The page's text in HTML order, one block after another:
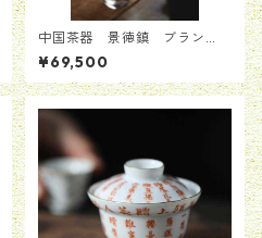
中国茶器 景徳鎮 ブラン
ド 数量限定版 完売品 茶
器セット 手書き 送料無料
¥69,500